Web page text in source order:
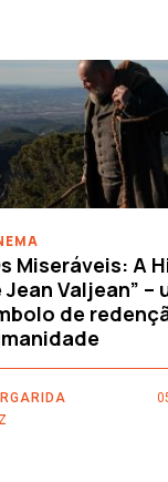
Miseráveis: A
Jean Valjean” –
de